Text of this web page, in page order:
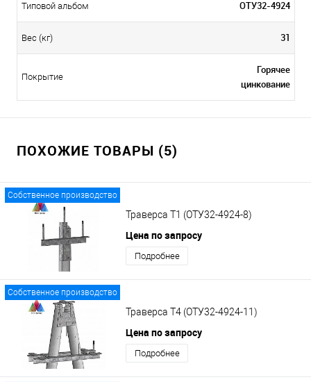
Типовой альбом ОТУ32-4924
Вес (кг) 31
Покрытие
Горячее
цинкование
ПОХОЖИЕ ТОВАРЫ (5)
Собственное производство
Траверса Т1 (ОТУ32-4924-8)
Цена по запросу
Подробнее
Собственное производство
Траверса Т4 (ОТУ32-4924-11)
Цена по запросу
Подробнее